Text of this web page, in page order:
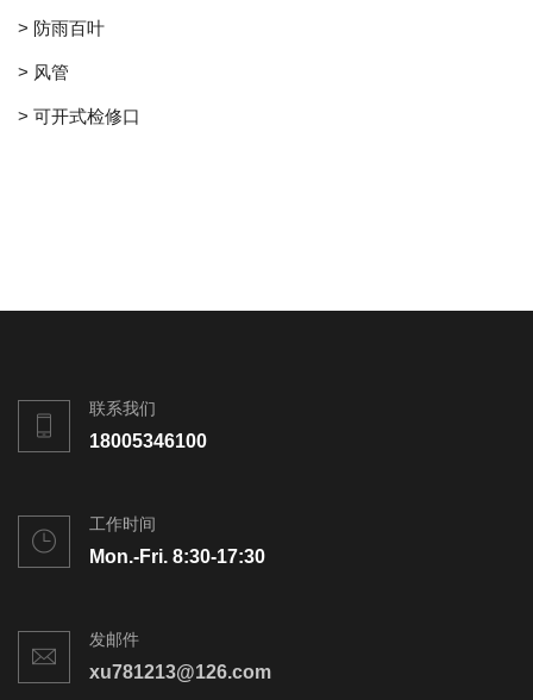
> 防雨百叶
> 风管
> 可开式检修口
联系我们
18005346100
工作时间
Mon.-Fri. 8:30-17:30
发邮件
xu781213@126.com